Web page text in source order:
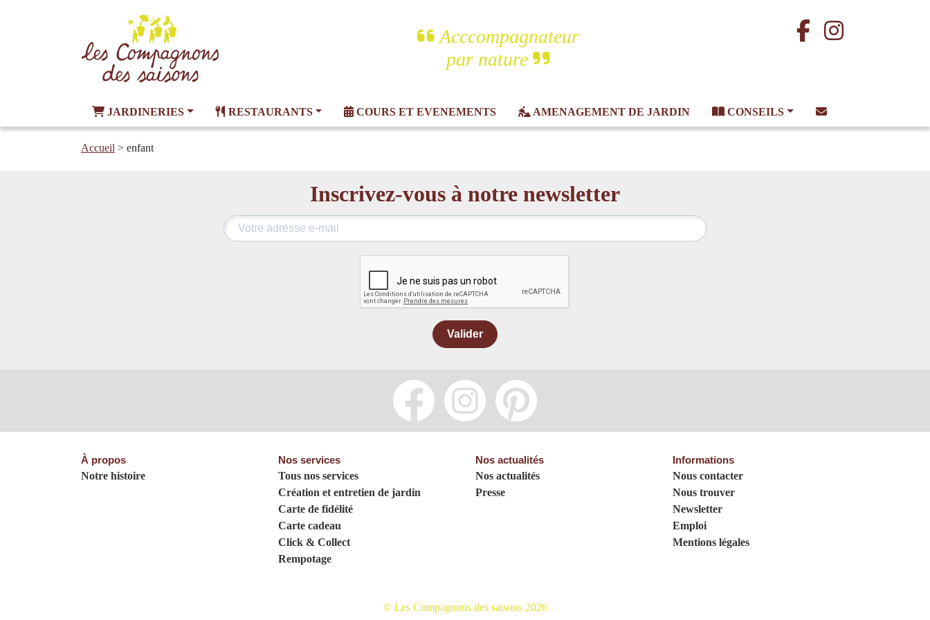
Acccompagnateur
par nature
JARDINERIES RESTAURANTS COURS ETEVENEMENTS AMENAGEMENT DE JARDIN CONSEILS
Accueil > enfant
Inscrivez-vous à notre newsletter
Valider
À propos
Notre histoire
Nos services
Tous nos services
Création et entretien de jardin
Carte de fidélité
Carte cadeau
Click & Collect
Rempotage
Nos actualités
Nos actualités
Presse
Informations
Nous contacter
Nous trouver
Newsletter
Emploi
Mentions légales
© Les Compagnons des saisons 2026